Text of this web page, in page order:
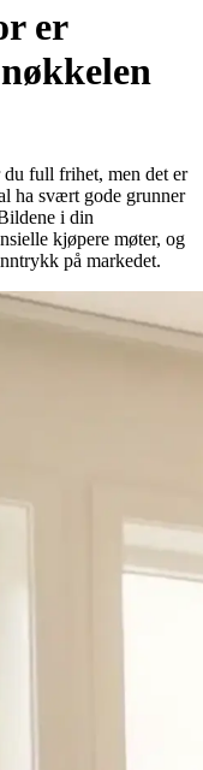
er
full frihet, men det er
ha svært gode grunner
i din
kjøpere møter, og
på markedet.